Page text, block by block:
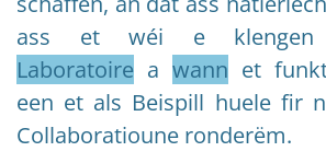
ass et wéi e klengen
Laboratoire a wann et
een et als Beispill huele fir
Collaboratioune ronderëm.